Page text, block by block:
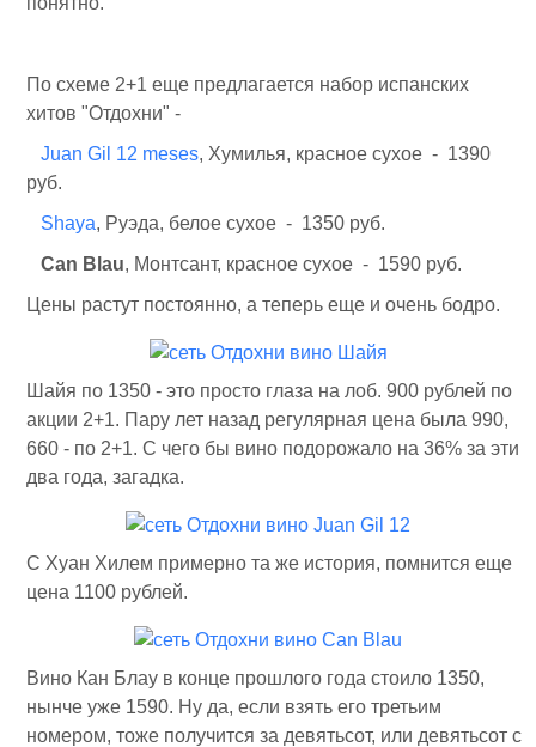
По схеме 2+1 еще предлагается набор испанских
хитов "Отдохни" -
Juan Gil 12 meses, Хумилья, красное сухое - 1390
руб.
Shaya, Руэда, белое сухое - 1350 руб.
Can Blau, Монтсант, красное сухое - 1590 руб.
Цены растут постоянно, а теперь еще и очень бодро.
Шайя по 1350 - это просто глаза на лоб. 900 рублей по
акции 2+1. Пару лет назад регулярная цена была 990,
660 - по 2+1. С чего бы вино подорожало на 36% за эти
два года, загадка.
С Хуан Хилем примерно та же история, помнится еще
цена 1100 рублей.
Вино Кан Блау в конце прошлого года стоило 1350,
нынче уже 1590. Ну да, если взять его третьим
номером, тоже получится за девятьсот, или девятьсот с